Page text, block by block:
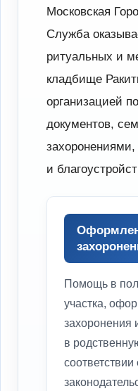
Московская
Служба
ритуальных и
кладбище
организацией
документов,
захоронениями,
и
Помощь в
участка,
захоронения
в